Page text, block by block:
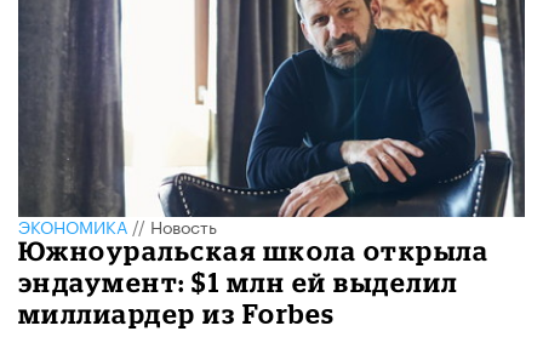
ЭКОНОМИКА // Новость
Южноуральская школа открыла
эндаумент: $1 млн ей выделил
миллиардер из Forbes